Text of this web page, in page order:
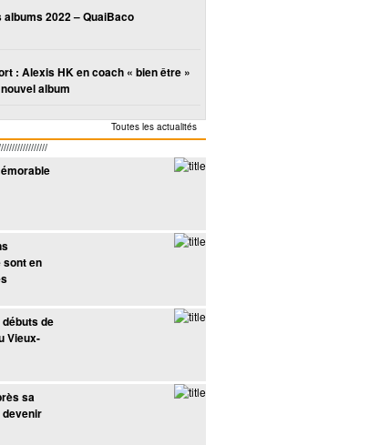
albums 2022 – QuaiBaco
: Alexis HK en coach « bien être »
album
Toutes les actualités
en
de
Vieux-
sa
devenir